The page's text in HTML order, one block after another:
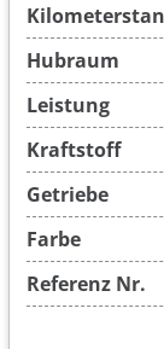
Hubraum
Leistung
Kraftstoff
Getriebe
Farbe
Referenz Nr.